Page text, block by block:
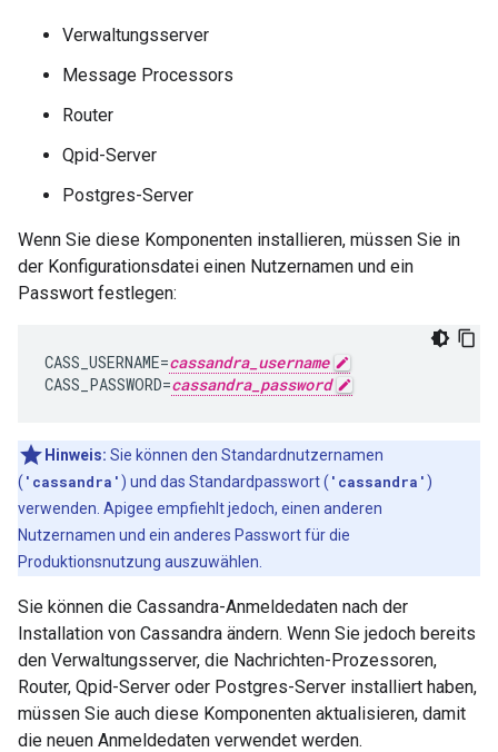
Verwaltungsserver
Message Processors
Router
Qpid-Server
Postgres-Server
Wenn Sie diese Komponenten installieren, müssen Sie in
der Konfigurationsdatei einen Nutzernamen und ein
Passwort festlegen:
CASS_USERNAME=cassandra_username
CASS_PASSWORD=cassandra_password
Hinweis: Sie können den Standardnutzernamen
( 'cassandra' ) und das Standardpasswort ( 'cassandra' )
verwenden. Apigee empfiehlt jedoch, einen anderen
Nutzernamen und ein anderes Passwort für die
Produktionsnutzung auszuwählen.
Sie können die Cassandra-Anmeldedaten nach der
Installation von Cassandra ändern. Wenn Sie jedoch bereits
den Verwaltungsserver, die Nachrichten-Prozessoren,
Router, Qpid-Server oder Postgres-Server installiert haben,
müssen Sie auch diese Komponenten aktualisieren, damit
die neuen Anmeldedaten verwendet werden.